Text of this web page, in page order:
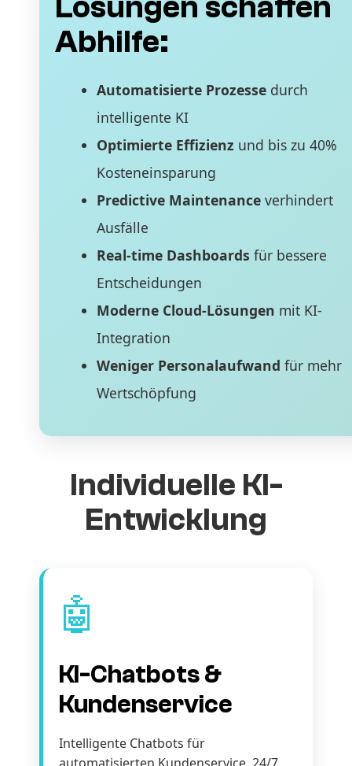
Lösungen schaffen
Abhilfe:
Automatisierte Prozessedurch
intelligente KI
Optimierte Effizienz und bis zu 40%
Kosteneinsparung
Predictive Maintenanceverhindert
Ausfälle
Real-time Dashboards für bessere
Entscheidungen
Moderne Cloud-Lösungen mit KI-
Integration
Weniger Personalaufwand für mehr
Wertschöpfung
Individuelle KI-
Entwicklung
🤖
KI-Chatbots &
Kundenservice
Intelligente Chatbots für